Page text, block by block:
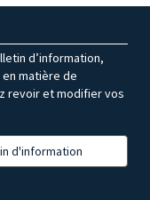
d’information,
matière de
revoir et modifier vos
d'information